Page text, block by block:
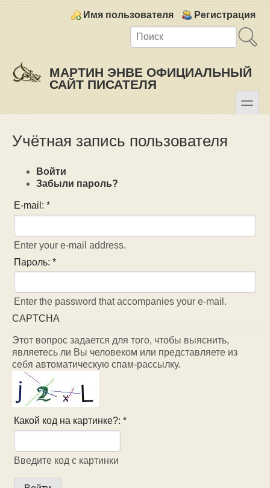
Login links
Имя пользователя Регистрация
МАРТИН ЭНВЕ ОФИЦИАЛЬНЫЙ
САЙТ ПИСАТЕЛЯ
toggle
Учётная запись пользователя
Войти
Забыли пароль?
E-mail:*
Enter your e-mail address.
Пароль:*
Enter the password that accompanies your e-mail.
CAPTCHA
Этот вопрос задается для того, чтобы выяснить,
являетесь ли Вы человеком или представляете из
себя автоматическую спам-рассылку.
Какой код на картинке?:*
Введите код с картинки